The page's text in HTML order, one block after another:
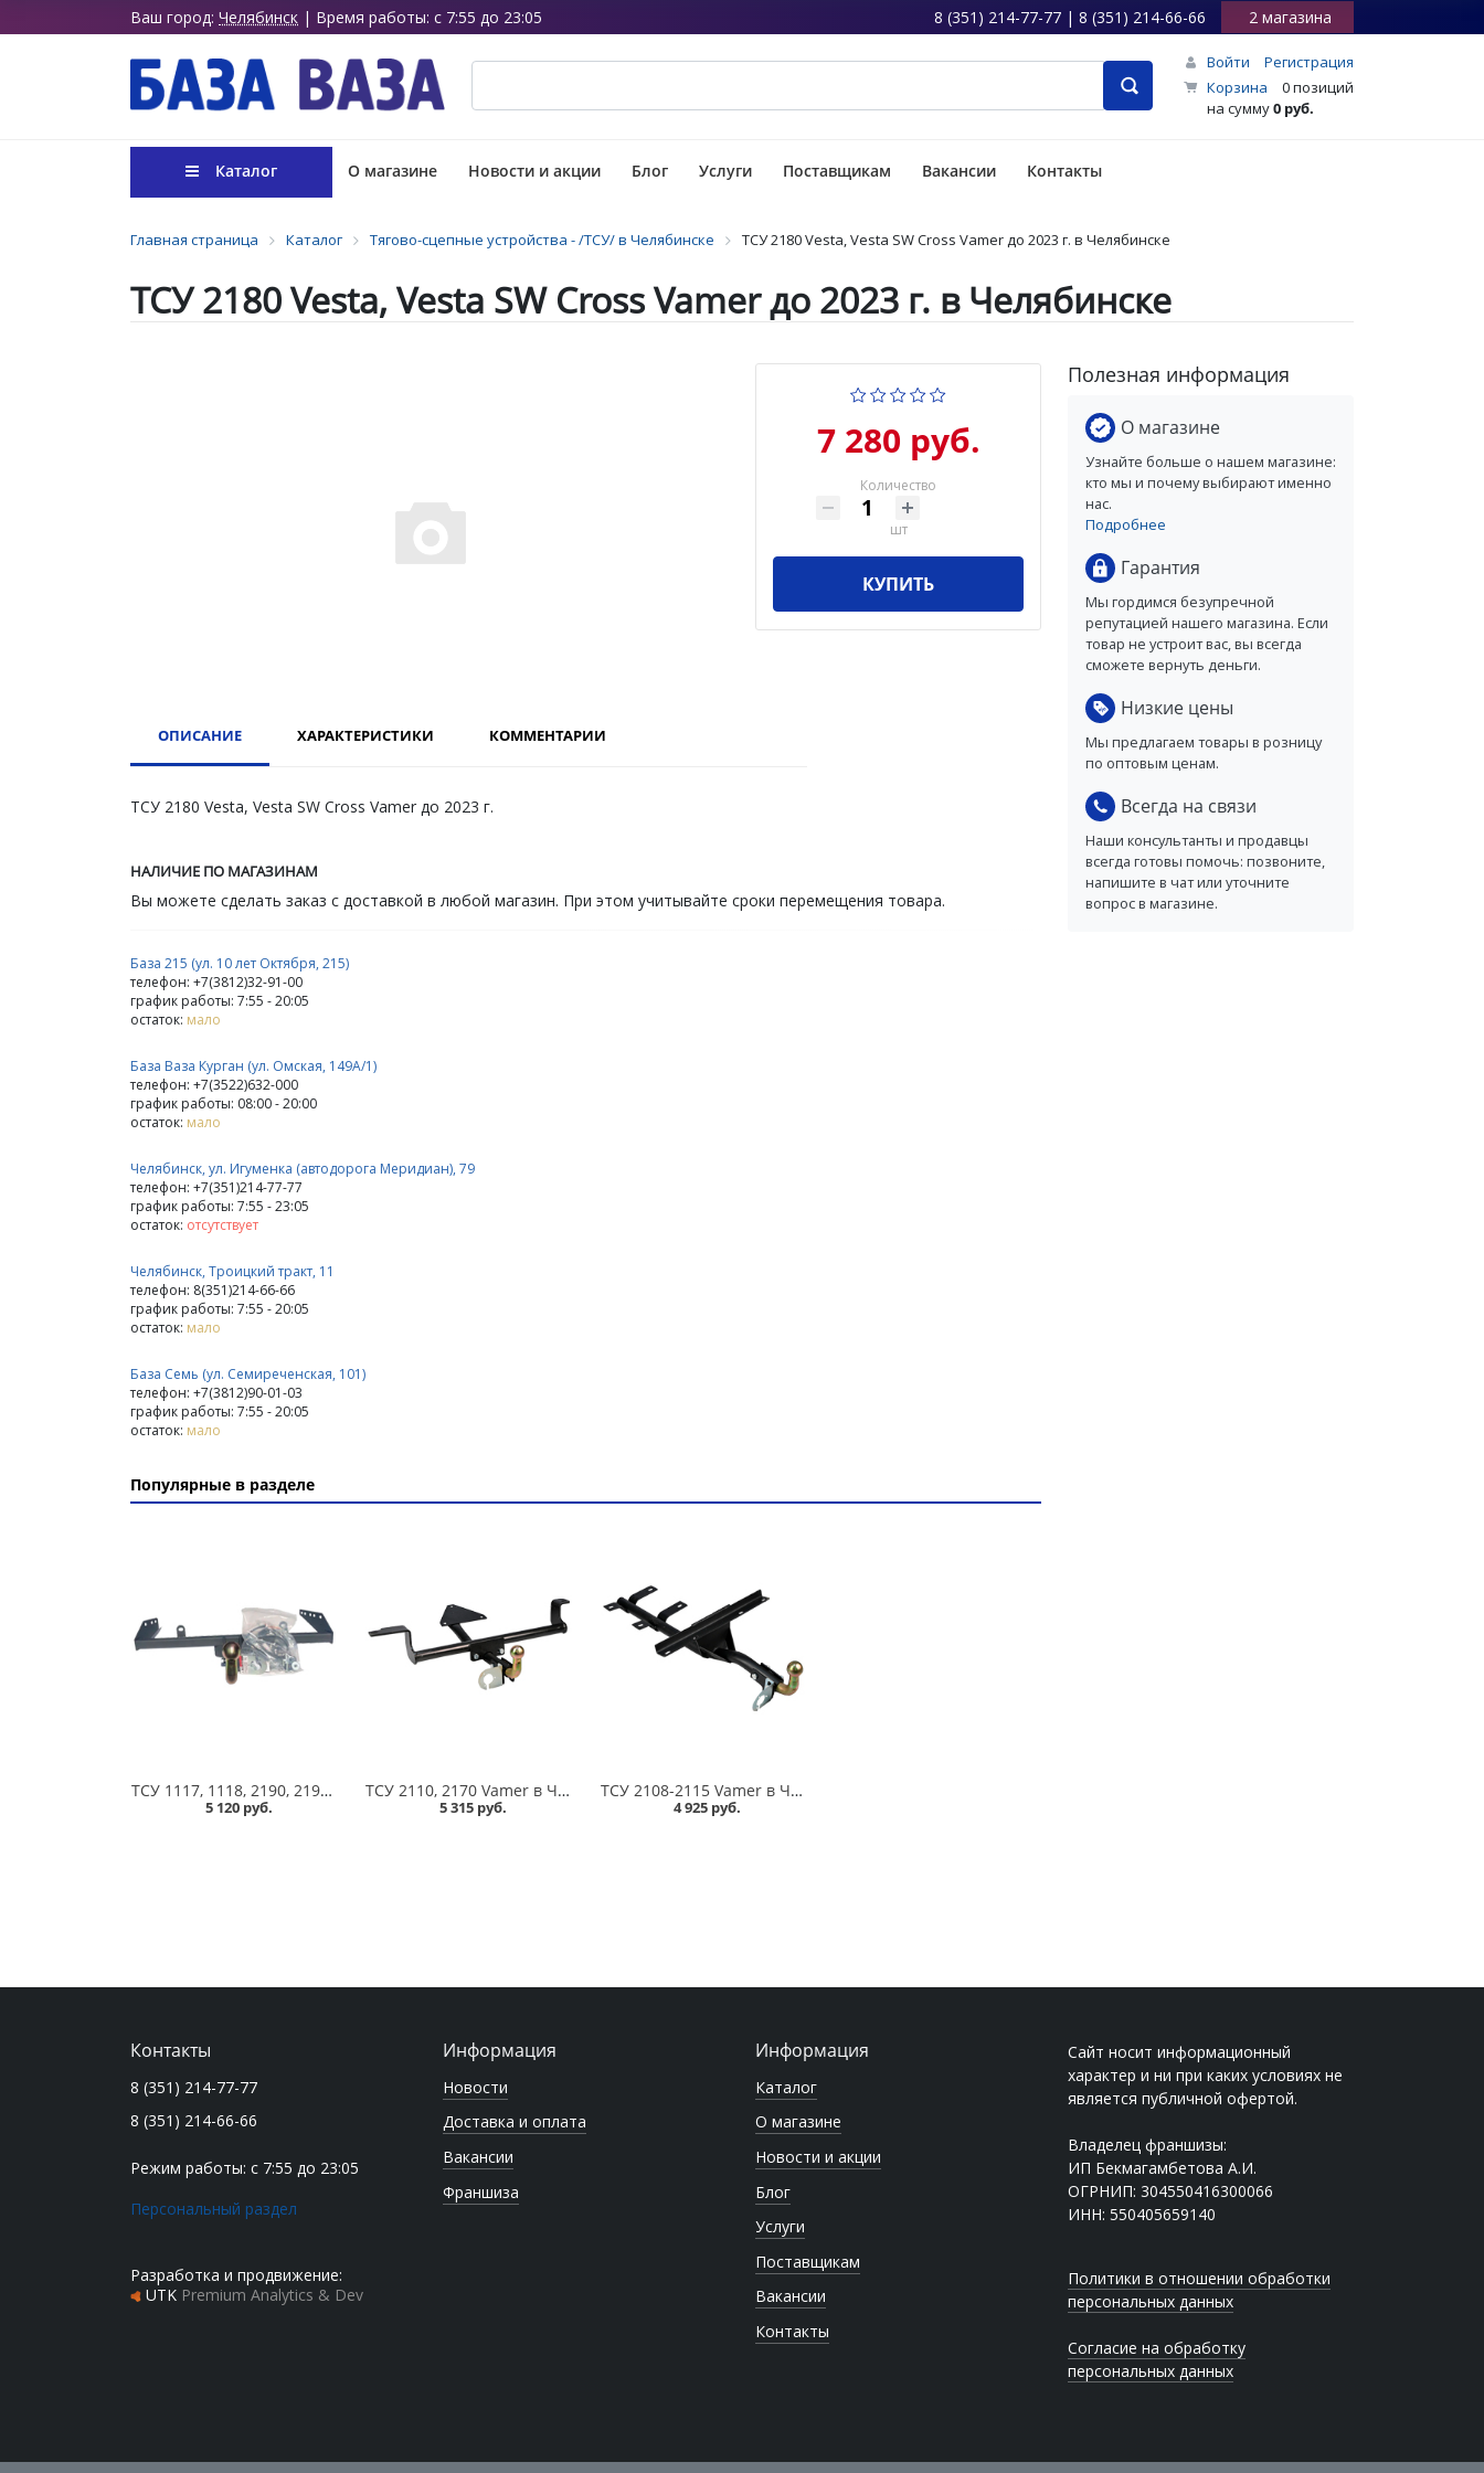
Ваш город: Челябинск | Время работы: с 7:55 до 23:05 8 (351) 214-77-77 | 8 (351) 214-66-66 2 магазина
Войти
Регистрация
Корзина
0 позиций
на сумму0 руб.
Каталог О магазине Новости и акции Блог Услуги Поставщикам Вакансии Контакты
Главная страница Каталог Тягово-сцепные устройства - /ТСУ/ в Челябинске ТСУ 2180 Vesta, Vesta SW Cross Vamer до 2023 г. в Челябинске
ТСУ 2180 Vesta, Vesta SW Cross Vamer до 2023 г. в Челябинске
7 280 руб.
Количество
шт
КУПИТЬ
ОПИСАНИЕ ХАРАКТЕРИСТИКИ КОММЕНТАРИИ
ТСУ 2180 Vesta, Vesta SW Cross Vamer до 2023 г.
НАЛИЧИЕ ПО МАГАЗИНАМ
Вы можете сделать заказ с доставкой в любой магазин. При этом учитывайте сроки перемещения товара.
База 215 (ул. 10 лет Октября, 215)
телефон: +7(3812)32-91-00
график работы: 7:55 - 20:05
остаток: мало
База Ваза Курган (ул. Омская, 149А/1)
телефон: +7(3522)632-000
график работы: 08:00 - 20:00
остаток: мало
Челябинск, ул. Игуменка (автодорога Меридиан), 79
телефон: +7(351)214-77-77
график работы: 7:55 - 23:05
остаток: отсутствует
Челябинск, Троицкий тракт, 11
телефон: 8(351)214-66-66
график работы: 7:55 - 20:05
остаток: мало
База Семь (ул. Семиреченская, 101)
телефон: +7(3812)90-01-03
график работы: 7:55 - 20:05
остаток: мало
Популярные в разделе
ТСУ 1117, 1118, 2190, 2190 FL, 2194 FL, Datsun on-DO Vamer в Челябинске
5 120 руб.
ТСУ 2110, 2170 Vamer в Челябинске
5 315 руб.
ТСУ 2108-2115 Vamer в Челябинске
4 925 руб.
Полезная информация
О магазине
Узнайте больше о нашем магазине:
кто мы и почему выбирают именно
нас.
Подробнее
Гарантия
Мы гордимся безупречной
репутацией нашего магазина. Если
товар не устроит вас, вы всегда
сможете вернуть деньги.
Низкие цены
Мы предлагаем товары в розницу
по оптовым ценам.
Всегда на связи
Наши консультанты и продавцы
всегда готовы помочь: позвоните,
напишите в чат или уточните
вопрос в магазине.
Информация
Новости
Доставка и оплата
Вакансии
Франшиза
Информация
Каталог
О магазине
Новости и акции
Блог
Услуги
Поставщикам
Вакансии
Контакты
Сайт носит информационный
характер и ни при каких условиях не
является публичной офертой.
Владелец франшизы:
ИП Бекмагамбетова А.И.
ОГРНИП: 304550416300066
ИНН: 550405659140
Политики в отношении обработки
персональных данных
Согласие на обработку
персональных данных
Контакты
8 (351) 214-77-77
8 (351) 214-66-66
Режим работы: с 7:55 до 23:05
Персональный раздел
Разработка и продвижение:
UTK Premium Analytics & Dev